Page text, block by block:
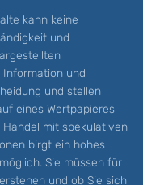
kann keine
und
und
und stellen
eines Wertpapieres
mit spekulativen
birgt ein hohes
Sie müssen für
und ob Sie sich